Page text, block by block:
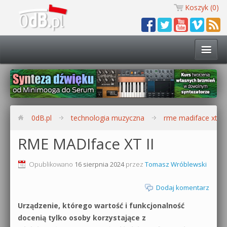
Koszyk (0)
Technologia muzyczna
Kursy i warsztaty
Zobacz wszystkie kursy i warsztaty
Produkcja muzyczna w praktyce
Kontakt
0dB.pl technologia muzyczna rme madiface xt ii
RME MADIface XT II
Opublikowano 16 sierpnia 2024przez Tomasz Wróblewski
Dodaj komentarz
Urządzenie, którego wartość i funkcjonalność
docenią tylko osoby korzystające z